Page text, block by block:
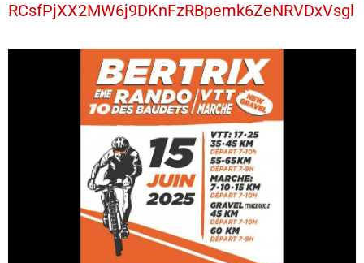
RCsfPjXX2MW6j9DKnFzRBpemk6ZeNRVDxVsgl